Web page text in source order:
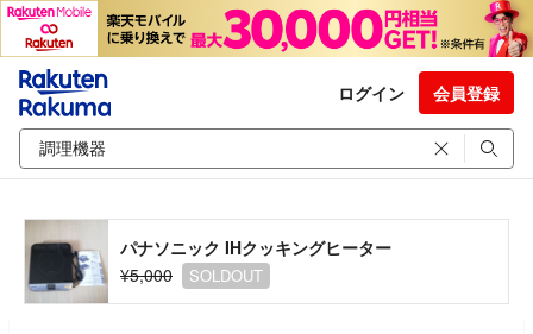
ログイン 会員登録
パナソニック IHクッキングヒーター
¥5,000
SOLDOUT